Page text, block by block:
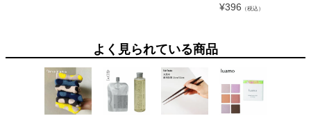
¥396 （税込）
よく見られている商品